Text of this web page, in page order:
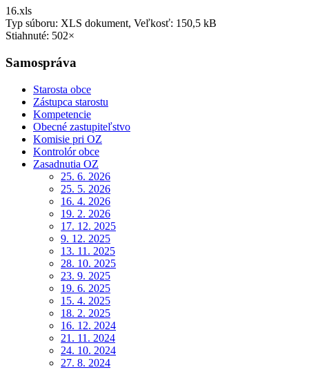
16.xls
Typ súboru: XLS dokument, Veľkosť: 150,5 kB
Stiahnuté: 502×
Samospráva
Starosta obce
Zástupca starostu
Kompetencie
Obecné zastupiteľstvo
Komisie pri OZ
Kontrolór obce
Zasadnutia OZ
25. 6. 2026
25. 5. 2026
16. 4. 2026
19. 2. 2026
17. 12. 2025
9. 12. 2025
13. 11. 2025
28. 10. 2025
23. 9. 2025
19. 6. 2025
15. 4. 2025
18. 2. 2025
16. 12. 2024
21. 11. 2024
24. 10. 2024
27. 8. 2024